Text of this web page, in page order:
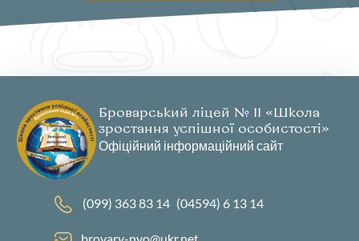
Броварський ліцей № 11 «Школа
зростання успішної особистості»
Офіційний інформаційний сайт
(099) 363 83 14 (04594) 6 13 14